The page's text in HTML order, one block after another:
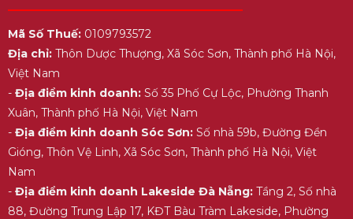
Mã Số Thuế:0109793572
Địa chỉ:Thôn Dược Thượng, Xã Sóc Sơn, Thành phố Hà Nội,
Việt Nam
- Địa điểm kinh doanh:Số 35 Phố Cự Lộc, Phường Thanh
Xuân, Thành phố Hà Nội, Việt Nam
- Địa điểm kinh doanh Sóc Sơn:Số nhà 59b, Đường Đền
Gióng, Thôn Vệ Linh, Xã Sóc Sơn, Thành phố Hà Nội, Việt
Nam
- Địa điểm kinh doanh Lakeside Đà Nẵng:Tầng 2, Số nhà
88, Đường Trung Lập 17, KĐT Bàu Tràm Lakeside, Phường